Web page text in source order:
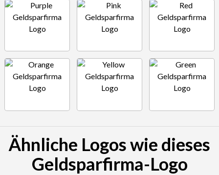
Ähnliche Logos wie dieses
Geldsparfirma-Logo